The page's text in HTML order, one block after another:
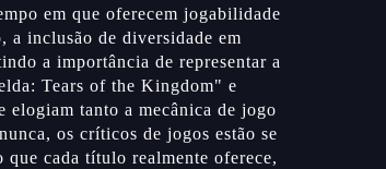
em que oferecem jogabilidade
a inclusão de diversidade em
a importância de representar a
Tears of the Kingdom" e
tanto a mecânica de jogo
os críticos de jogos estão se
cada título realmente oferece,